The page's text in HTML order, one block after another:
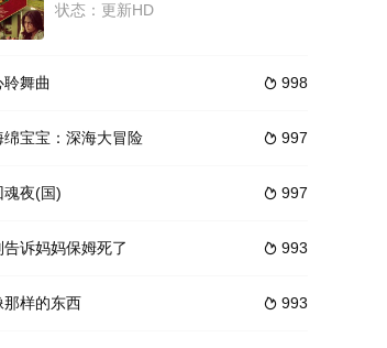
片，却不料离奇的情节开始在他的家中真实上演。
状态：更新HD
 998
聆舞曲
 997
绵宝宝：深海大冒险
 997
魂夜(国)
 993
告诉妈妈保姆死了
 993
那样的东西